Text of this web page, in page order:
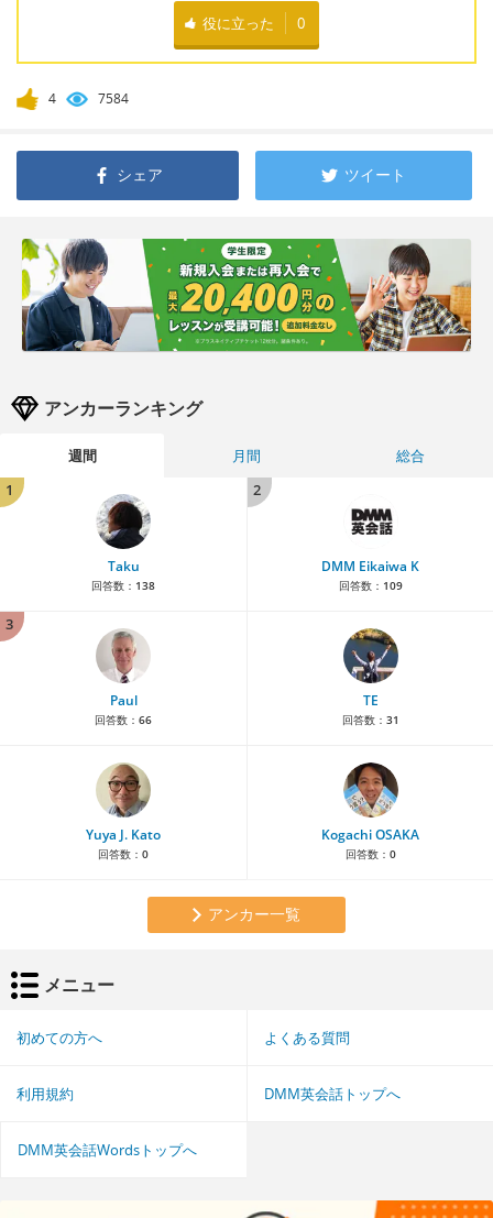
役に立った 0
4 7584
シェア ツイート
アンカーランキング
週間 月間
総合
1
Taku
回答数： 138
2
DMM Eikaiwa K
回答数： 109
3
Paul
回答数： 66
TE
回答数： 31
Yuya J. Kato
回答数： 0
Kogachi OSAKA
回答数： 0
アンカー一覧
メニュー
初めての方へ よくある質問
利用規約 DMM英会話トップへ
DMM英会話Wordsトップへ